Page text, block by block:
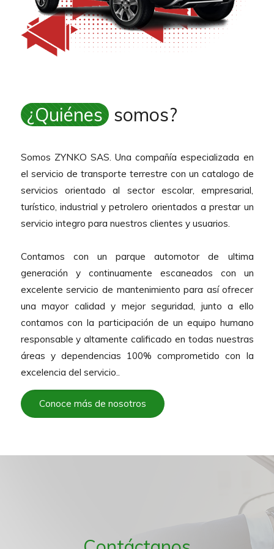
¿Quiénes somos?
Somos ZYNKO SAS. Una compañía especializada en
el servicio de transporte terrestre con un catalogo de
servicios orientado al sector escolar, empresarial,
turístico, industrial y petrolero orientados a prestar un
servicio integro para nuestros clientes y usuarios.
Contamos con un parque automotor de ultima
generación y continuamente escaneados con un
excelente servicio de mantenimiento para así ofrecer
una mayor calidad y mejor seguridad, junto a ello
contamos con la participación de un equipo humano
responsable y altamente calificado en todas nuestras
áreas y dependencias 100% comprometido con la
excelencia del servicio..
Conoce más de nosotros